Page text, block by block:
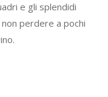
e gli splendidi
perdere a pochi